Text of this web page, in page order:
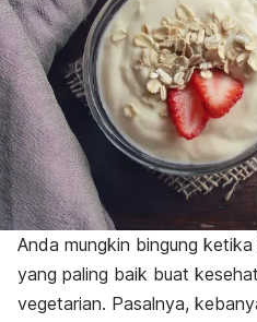
Anda mungkin bingung ketika
yang paling baik buat
vegetarian. Pasalnya,